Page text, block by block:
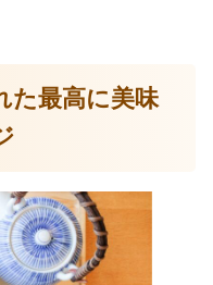
た最高に美味